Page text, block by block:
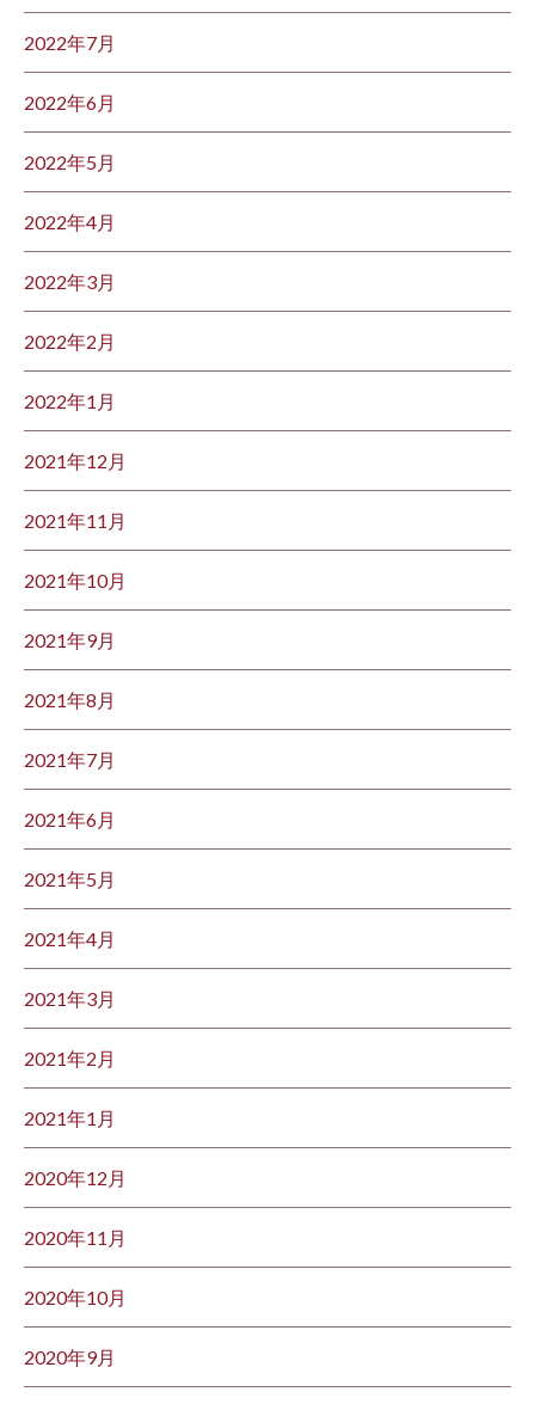
2022年7月
2022年6月
2022年5月
2022年4月
2022年3月
2022年2月
2022年1月
2021年12月
2021年11月
2021年10月
2021年9月
2021年8月
2021年7月
2021年6月
2021年5月
2021年4月
2021年3月
2021年2月
2021年1月
2020年12月
2020年11月
2020年10月
2020年9月